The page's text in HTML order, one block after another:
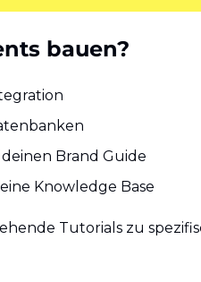
bauen?
Brand Guide
Knowledge Base
Tutorials zu